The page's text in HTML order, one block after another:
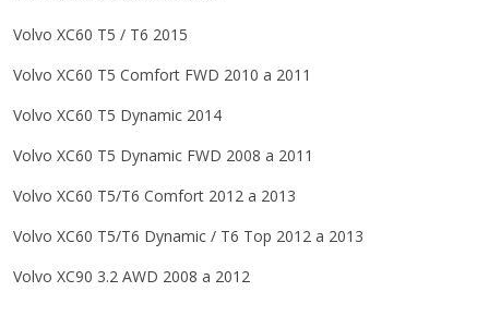
Volvo XC60 T5 / T6 2015
Volvo XC60 T5 Comfort FWD 2010 a 2011
Volvo XC60 T5 Dynamic 2014
Volvo XC60 T5 Dynamic FWD 2008 a 2011
Volvo XC60 T5/T6 Comfort 2012 a 2013
Volvo XC60 T5/T6 Dynamic / T6 Top 2012 a 2013
Volvo XC90 3.2 AWD 2008 a 2012